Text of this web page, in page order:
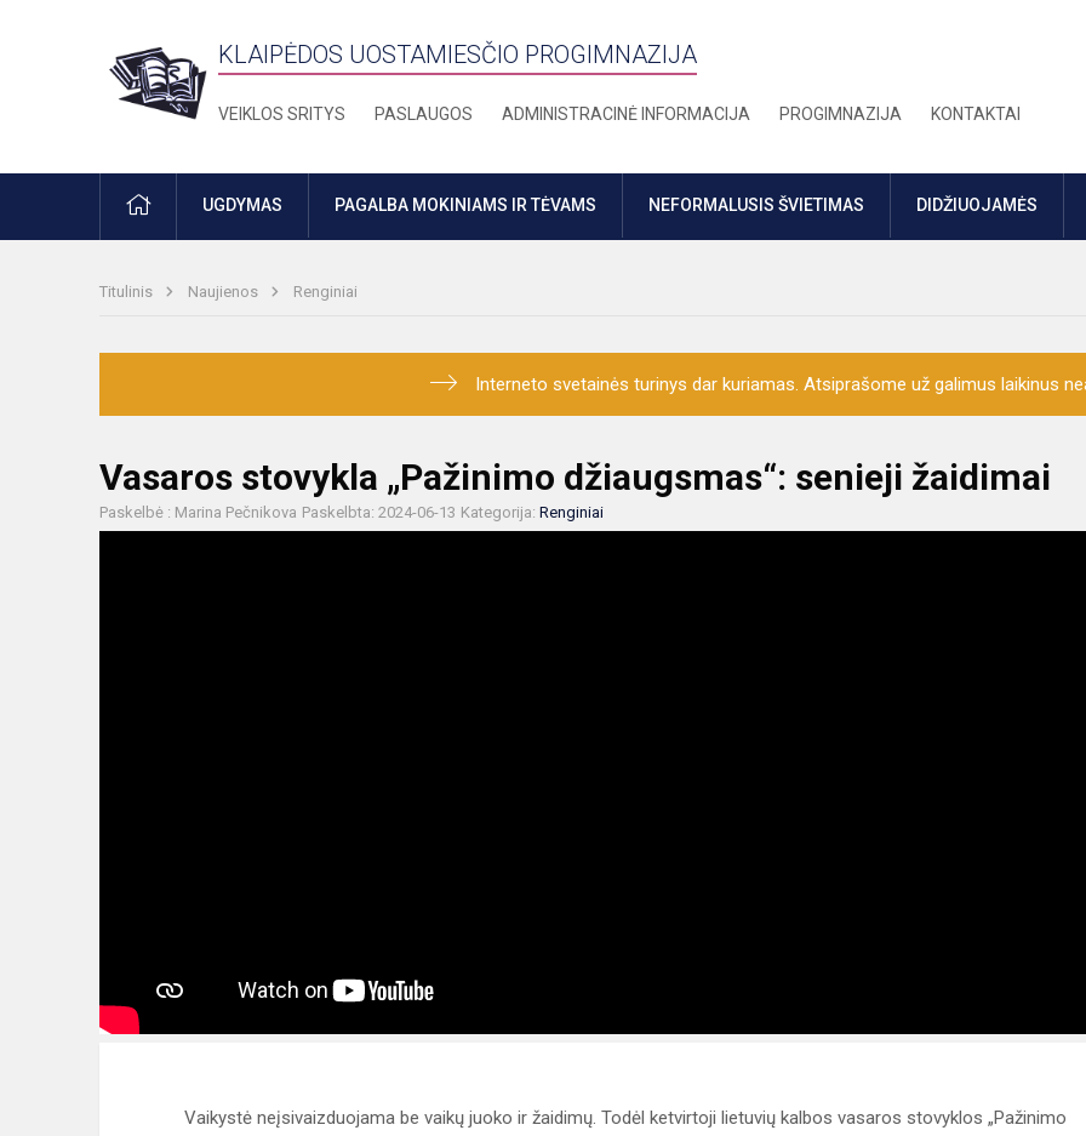
KLAIPĖDOS UOSTAMIESČIO PROGIMNAZIJA
VEIKLOS SRITYS PASLAUGOS ADMINISTRACINĖ INFORMACIJA PROGIMNAZIJA KONTAKTAI
PRADŽIAUGDYMAS PAGALBA MOKINIAMS IR TĖVAMS NEFORMALUSIS ŠVIETIMAS DIDŽIUOJAMĖS
Titulinis Naujienos Renginiai
Interneto svetainės turinys dar kuriamas. Atsiprašome už galimus laikinus
Vasaros stovykla „Pažinimo džiaugsmas“: senieji žaidimai
Paskelbė : Marina Pečnikova Paskelbta: 2024-06-13 Kategorija: Renginiai
Vaikystė neįsivaizduojama be vaikų juoko ir žaidimų. Todėl ketvirtoji lietuvių kalbos vasaros stovyklos „Pažinimo